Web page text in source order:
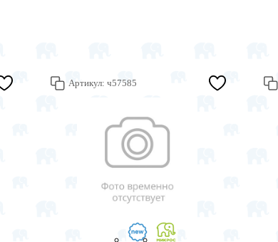
Артикул: ч57585